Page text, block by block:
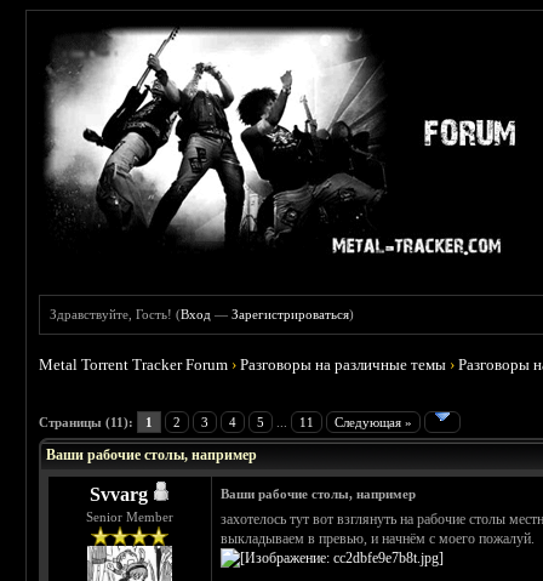
Здравствуйте, Гость! (Вход —Зарегистрироваться)
Metal Torrent Tracker Forum ›Разговоры на различные темы ›Разговоры
Страницы (11): 1 2 3 4 5 11 Следующая »
Ваши рабочие столы, например
Svvarg
Senior Member
Ваши рабочие столы, например
захотелось тут вот взглянуть на рабочие столы
выкладываем в превью, и начнём с моего пожалуй.